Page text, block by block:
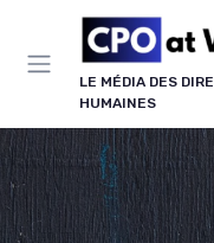
LE MÉDIA DES
HUMAINES
Panneau de gestion des